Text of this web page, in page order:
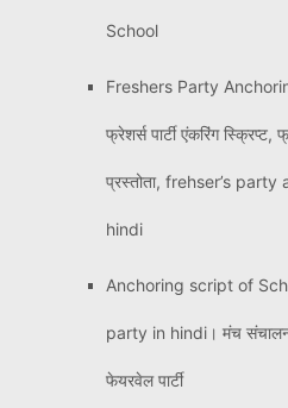
School
Freshers Party
फ्रेशर्स पार्टी एंकरिंग स्क्रिप्ट,
प्रस्तोता, frehser’s
hindi
Anchoring script of
party in hindi। मंच
फेयरवेल पार्टी